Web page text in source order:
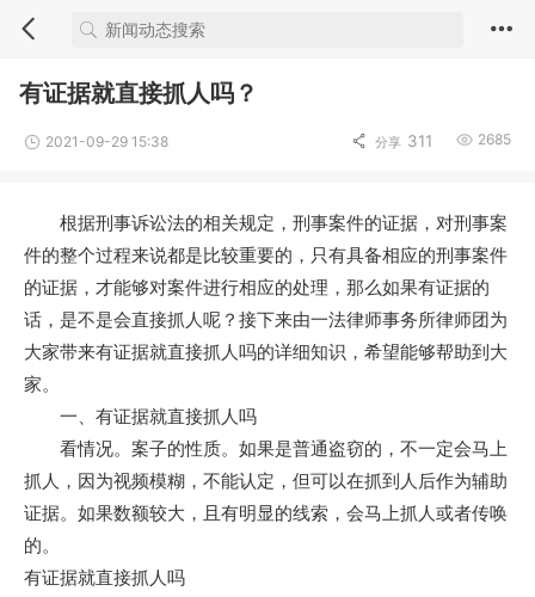
有证据就直接抓人吗？
2021-09-29 15:38 2685
分享 311
根据刑事诉讼法的相关规定，刑事案件的证据，对刑事案
件的整个过程来说都是比较重要的，只有具备相应的刑事案件
的证据，才能够对案件进行相应的处理，那么如果有证据的
话，是不是会直接抓人呢？接下来由一法律师事务所律师团为
大家带来有证据就直接抓人吗的详细知识，希望能够帮助到大
家。
一、有证据就直接抓人吗
看情况。案子的性质。如果是普通盗窃的，不一定会马上
抓人，因为视频模糊，不能认定，但可以在抓到人后作为辅助
证据。如果数额较大，且有明显的线索，会马上抓人或者传唤
的。
有证据就直接抓人吗